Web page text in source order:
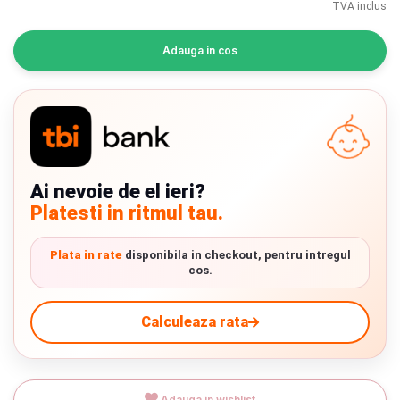
BAIE SI TOALETA
Informatii companie
Despre noi
Blog
Regulament giveaway
TVA inclus
Adauga in cos
Ai nevoie de el ieri?
Platesti in ritmul tau.
Plata in ratedisponibila in checkout, pentru intregul
cos.
Calculeaza rata
Chrome cu detalii negre 3246 lei
Verde cu detalii negre 5646 lei
Europeana. Toate comenzile sunt expediate din